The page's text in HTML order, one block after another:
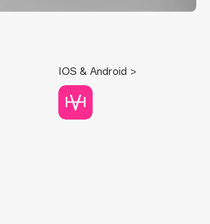
IOS & Android >